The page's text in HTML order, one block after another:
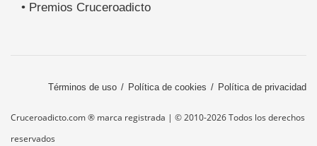
• Premios Cruceroadicto
Términos de uso Política de cookies Política de privacidad
Cruceroadicto.com ® marca registrada | © 2010-2026 Todos los derechos
reservados